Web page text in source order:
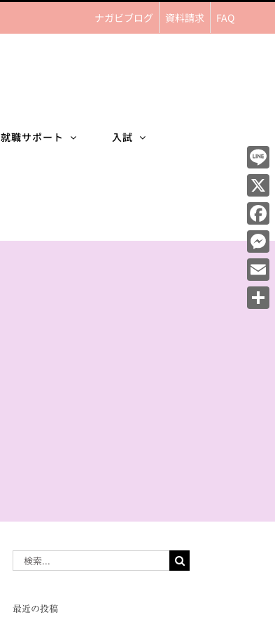
ナガビブログ 資料請求 FAQ
就職サポート 入試
最近の投稿
Line
X
Email